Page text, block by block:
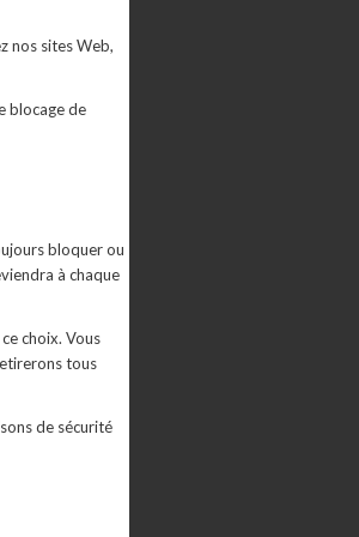
nos sites Web,
blocage de
bloquer ou
à chaque
choix. Vous
tous
de sécurité